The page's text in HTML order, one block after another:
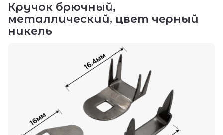
Кручок брючный,
металлический, цвет черный
никель